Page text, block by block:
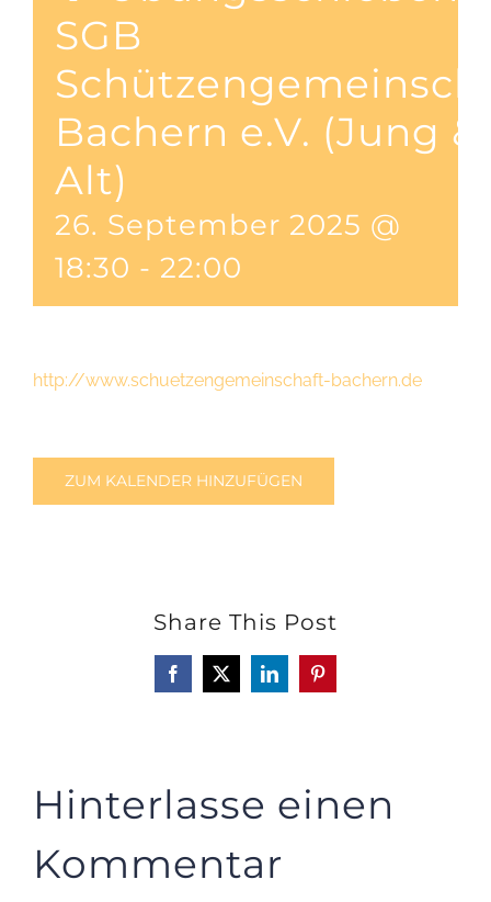
SGB
Bachern e.V. (Jung &
Alt)
26. September 2025 @
18:30 - 22:00
http://www.schuetzengemeinschaft-bachern.de
ZUM KALENDER HINZUFÜGEN
Share This Post
Facebook
X LinkedInPinterest
Hinterlasse einen
Kommentar